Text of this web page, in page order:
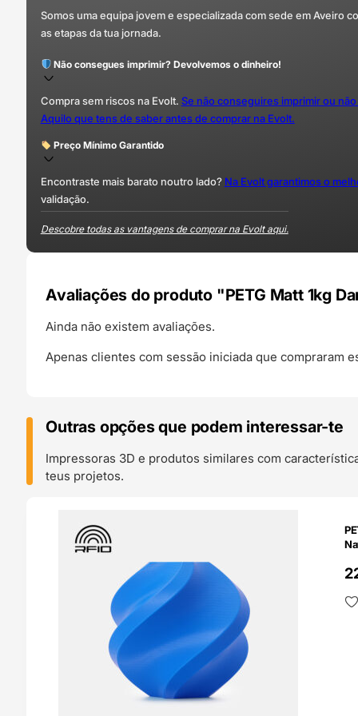
Somos uma equipa jovem e especializada com sede em Aveiro
as etapas da tua jornada.
Não consegues imprimir? Devolvemos o dinheiro!
Compra sem riscos na Evolt. Se não conseguires imprimir ou
Aquilo que tens de saber antes de comprar na Evolt.
Preço Mínimo Garantido
Encontraste mais barato noutro lado? Na Evolt garantimos o
validação.
Descobre todas as vantagens de comprar na Evolt aqui.
Avaliações do produto "PETG Matt 1kg
Ainda não existem avaliações.
Apenas clientes com sessão iniciada que compraram
Outras opções que podem interessar-te
Impressoras 3D e produtos similares com
teus projetos.